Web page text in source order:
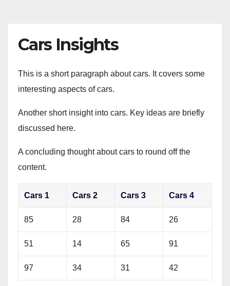
Cars Insights
This is a short paragraph about cars. It covers some
interesting aspects of cars.
Another short insight into cars. Key ideas are briefly
discussed here.
A concluding thought about cars to round off the
content.
Cars 1 Cars 2 Cars 3 Cars 4
85 28 84 26
51 14 65 91
97 34 31 42